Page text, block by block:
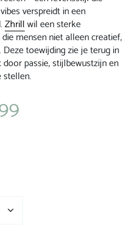
verspreidt in een
Zhrillwil een sterke
mensen niet alleen creatief,
toewijding zie je terug in
passie, stijlbewustzijn en